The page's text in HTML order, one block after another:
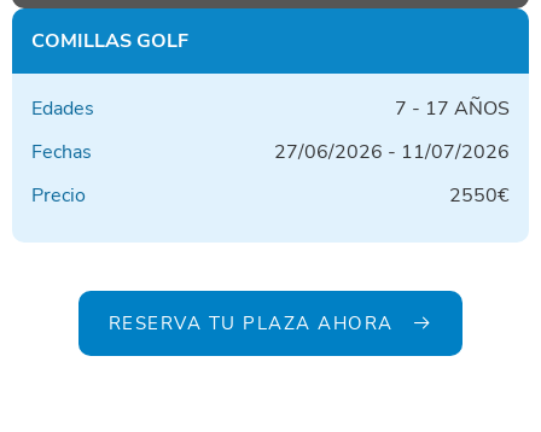
COMILLAS GOLF
Edades
7 - 17 AÑOS
Fechas
27/06/2026 - 11/07/2026
Precio
2550€
RESERVA TU PLAZA AHORA